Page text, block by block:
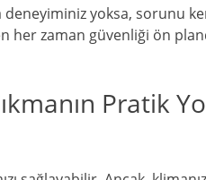
deneyiminiz yoksa, sorunu
her zaman güvenliği ön
Pratik